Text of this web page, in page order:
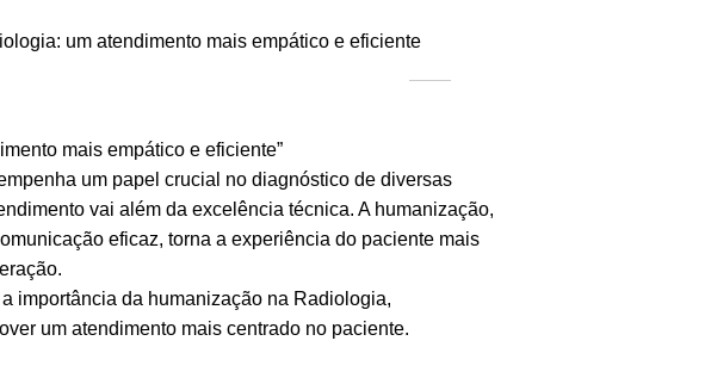
um atendimento mais empático e eficiente
mais empático e eficiente”
um papel crucial no diagnóstico de diversas
vai além da excelência técnica. A humanização,
eficaz, torna a experiência do paciente mais
importância da humanização na Radiologia,
um atendimento mais centrado no paciente.